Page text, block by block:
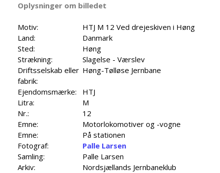
Oplysninger om billedet
Motiv:
HTJ M 12 Ved drejeskiven i Høng
Land:
Danmark
Sted:
Høng
Strækning:
Slagelse - Værslev
Driftsselskab eller
fabrik:
Høng-Tølløse Jernbane
Ejendomsmærke:
HTJ
Litra:
M
Nr.:
12
Emne:
Motorlokomotiver og -vogne
Emne:
På stationen
Fotograf:
Palle Larsen
Samling:
Palle Larsen
Arkiv:
Nordsjællands Jernbaneklub